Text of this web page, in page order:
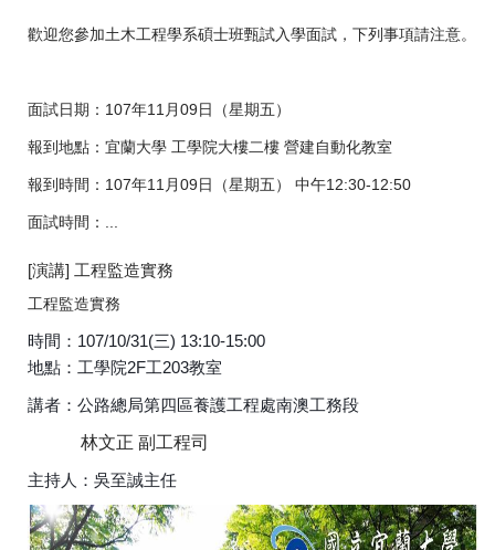
歡迎您參加土木工程學系碩士班甄試入學面試，下列事項請注意。
面試日期：107年11月09日（星期五）
報到地點：宜蘭大學 工學院大樓二樓 營建自動化教室
報到時間：107年11月09日（星期五） 中午12:30-12:50
面試時間：...
[演講] 工程監造實務
工程監造實務
時間：107/10/31(三) 13:10-15:00
地點：工學院2F工203教室
講者：公路總局第四區養護工程處南澳工務段
林文正 副工程司
主持人：吳至誠主任